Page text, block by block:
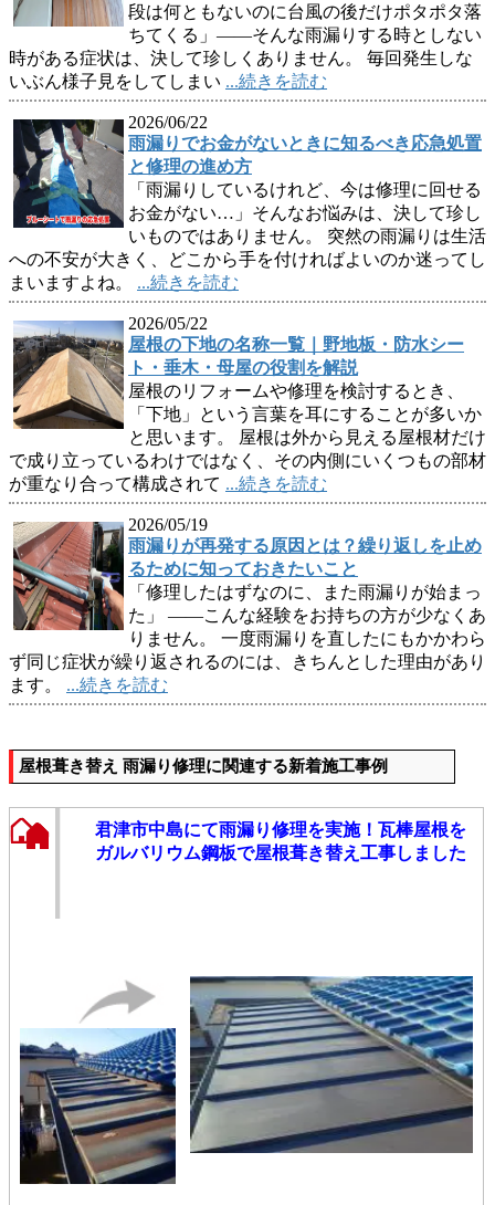
段は何ともないのに台風の後だけポタポタ落
ちてくる」――そんな雨漏りする時としない
時がある症状は、決して珍しくありません。 毎回発生しな
いぶん様子見をしてしまい ...続きを読む
2026/06/22
雨漏りでお金がないときに知るべき応急処置
と修理の進め方
「雨漏りしているけれど、今は修理に回せる
お金がない…」そんなお悩みは、決して珍し
いものではありません。 突然の雨漏りは生活
への不安が大きく、どこから手を付ければよいのか迷ってし
まいますよね。 ...続きを読む
2026/05/22
屋根の下地の名称一覧｜野地板・防水シー
ト・垂木・母屋の役割を解説
屋根のリフォームや修理を検討するとき、
「下地」という言葉を耳にすることが多いか
と思います。 屋根は外から見える屋根材だけ
で成り立っているわけではなく、その内側にいくつもの部材
が重なり合って構成されて ...続きを読む
2026/05/19
雨漏りが再発する原因とは？繰り返しを止め
るために知っておきたいこと
「修理したはずなのに、また雨漏りが始まっ
た」 ——こんな経験をお持ちの方が少なくあ
りません。 一度雨漏りを直したにもかかわら
ず同じ症状が繰り返されるのには、きちんとした理由があり
ます。 ...続きを読む
屋根葺き替え 雨漏り修理に関連する新着施工事例
君津市中島にて雨漏り修理を実施！瓦棒屋根を
ガルバリウム鋼板で屋根葺き替え工事しました